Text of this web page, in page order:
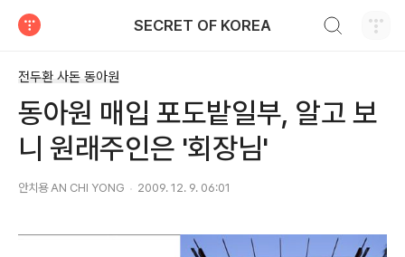
SECRET OF KOREA
전두환 사돈 동아원
동아원 매입 포도밭일부, 알고 보
니 원래주인은 '회장님'
안치용 AN CHI YONG 2009. 12. 9. 06:01